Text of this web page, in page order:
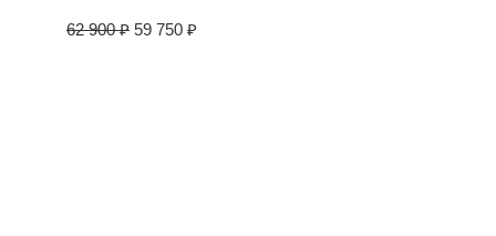
62 900₽ 59 750 ₽